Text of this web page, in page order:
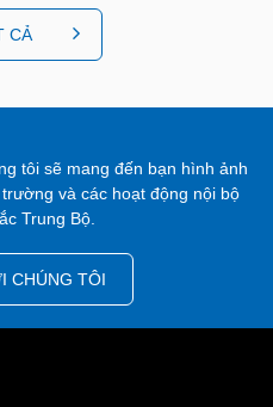
CẢ
tôi sẽ mang đến bạn hình ảnh
và các hoạt động nội bộ
Trung Bộ.
CHÚNG TÔI